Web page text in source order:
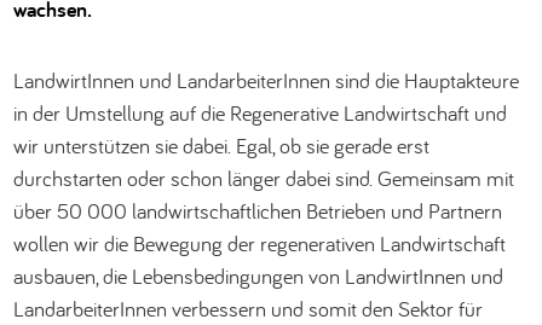
wachsen.
LandwirtInnen und LandarbeiterInnen sind die Hauptakteure
in der Umstellung auf die Regenerative Landwirtschaft und
wir unterstützen sie dabei. Egal, ob sie gerade erst
durchstarten oder schon länger dabei sind. Gemeinsam mit
über 50 000 landwirtschaftlichen Betrieben und Partnern
wollen wir die Bewegung der regenerativen Landwirtschaft
ausbauen, die Lebensbedingungen von LandwirtInnen und
LandarbeiterInnen verbessern und somit den Sektor für